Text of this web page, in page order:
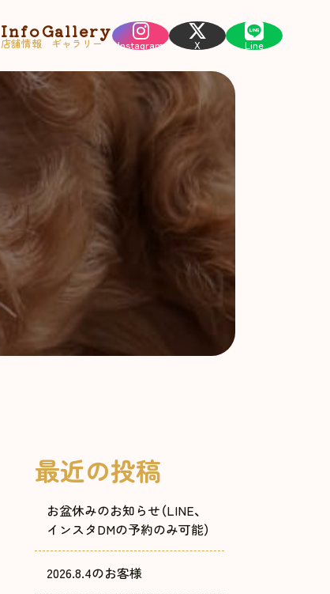
店舗情報
Info
ギャラリー
Gallery
Instagram X Line
最近の投稿
お盆休みのお知らせ（LINE、
インスタDMの予約のみ可能）
2026.8.4のお客様